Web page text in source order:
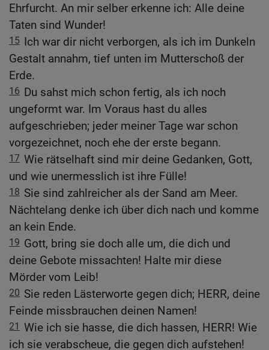
Ehrfurcht. An mir selber erkenne ich: Alle deine
Taten sind Wunder!
15 Ich war dir nicht verborgen, als ich im Dunkeln
Gestalt annahm, tief unten im Mutterschoß der
Erde.
16 Du sahst mich schon fertig, als ich noch
ungeformt war. Im Voraus hast du alles
aufgeschrieben; jeder meiner Tage war schon
vorgezeichnet, noch ehe der erste begann.
17 Wie rätselhaft sind mir deine Gedanken, Gott,
und wie unermesslich ist ihre Fülle!
18 Sie sind zahlreicher als der Sand am Meer.
Nächtelang denke ich über dich nach und komme
an kein Ende.
19 Gott, bring sie doch alle um, die dich und
deine Gebote missachten! Halte mir diese
Mörder vom Leib!
20 Sie reden Lästerworte gegen dich; HERR, deine
Feinde missbrauchen deinen Namen!
21 Wie ich sie hasse, die dich hassen, HERR! Wie
ich sie verabscheue, die gegen dich aufstehen!